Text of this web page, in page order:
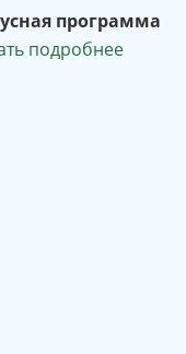
программа
подробнее